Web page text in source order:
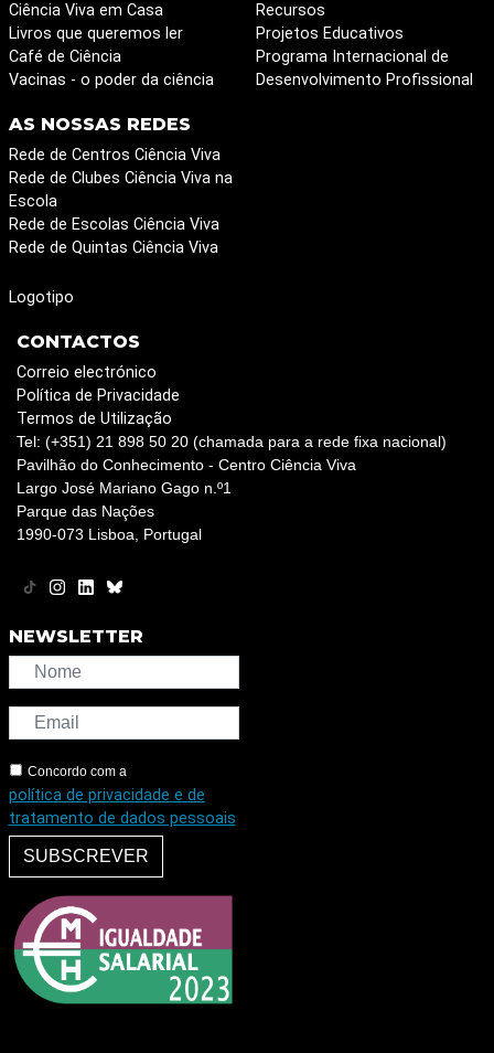
Ciência Viva em Casa
Livros que queremos ler
Café de Ciência
Vacinas - o poder da ciência
Recursos
Projetos Educativos
Programa Internacional de
Desenvolvimento Profissional
AS NOSSAS REDES
Rede de Centros Ciência Viva
Rede de Clubes Ciência Viva na
Escola
Rede de Escolas Ciência Viva
Rede de Quintas Ciência Viva
Logotipo
CONTACTOS
Correio electrónico
Política de Privacidade
Termos de Utilização
Tel: (+351) 21 898 50 20 (chamada para a rede fixa nacional)
Pavilhão do Conhecimento - Centro Ciência Viva
Largo José Mariano Gago n.º1
Parque das Nações
1990-073 Lisboa, Portugal
NEWSLETTER
Concordo com a
política de privacidade e de
tratamento de dados pessoais
SUBSCREVER